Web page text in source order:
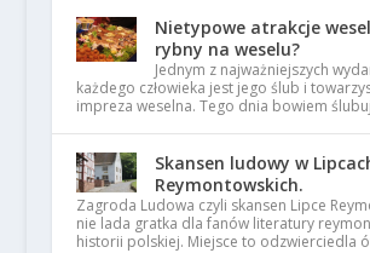
Nietypowe atrakcje
rybny na weselu?
Jednym z najważniejszych
każdego człowieka jest jego ślub i
impreza weselna. Tego dnia bowiem
Skansen ludowy w
Reymontowskich.
Zagroda Ludowa czyli skansen Lipce
nie lada gratka dla fanów literatury
historii polskiej. Miejsce to odzwierciedla